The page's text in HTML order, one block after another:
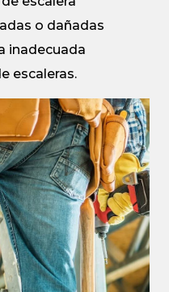
o dañadas
inadecuada
escaleras.